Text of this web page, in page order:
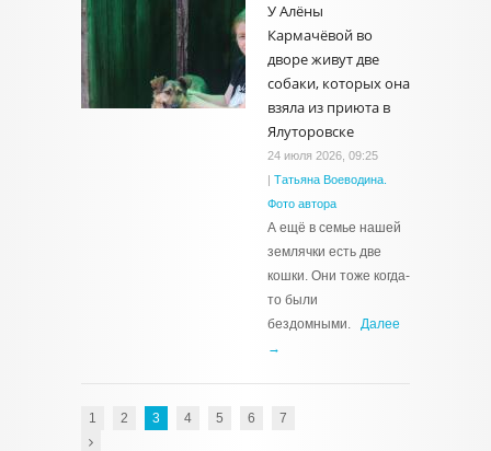
У Алёны
Кармачёвой во
дворе живут две
собаки, которых она
взяла из приюта в
Ялуторовске
24 июля 2026, 09:25
| Татьяна Воеводина.
Фото автора
А ещё в семье нашей
землячки есть две
кошки. Они тоже когда-
то были
бездомными. Далее
→
1 2 3 4 5 6 7